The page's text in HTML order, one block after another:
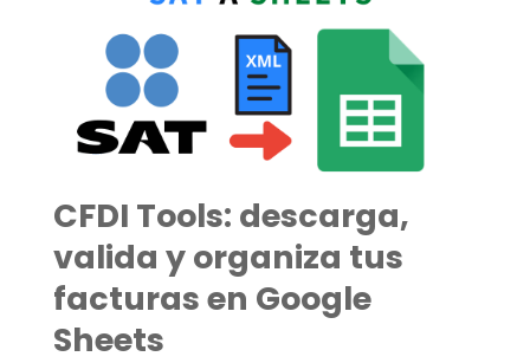
CFDI Tools: descarga,
valida y organiza tus
facturas en Google
Sheets